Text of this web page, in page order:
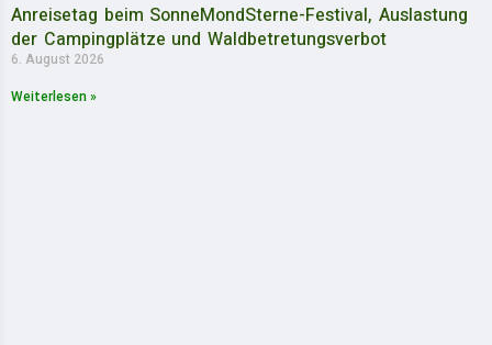
Anreisetag beim SonneMondSterne-Festival, Auslastung
der Campingplätze und Waldbetretungsverbot
6. August 2026
Weiterlesen »